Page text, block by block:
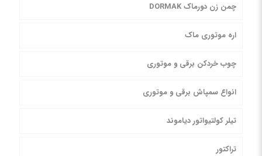
چمن زن دورماک DORMAK
اره موتوری ماک
چوب خردکن برقی و موتوری
انواع سمپاش برقی و موتوری
تیلر کولتیواتور دیاموند
تراکتور